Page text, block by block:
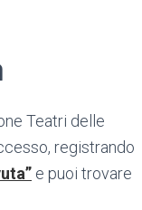
Teatri delle
registrando
e puoi trovare